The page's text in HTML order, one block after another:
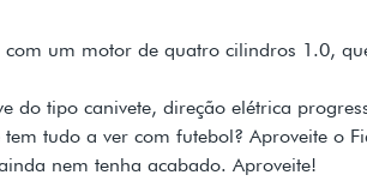
um motor de quatro cilindros 1.0,
tipo canivete, direção elétrica
tudo a ver com futebol? Aproveite o
nem tenha acabado. Aproveite!